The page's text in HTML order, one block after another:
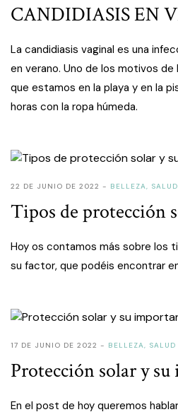
CANDIDIASIS EN
La candidiasis vaginal es una
en verano. Uno de los motivos de
que estamos en la playa y en la
horas con la ropa húmeda.
22 DE JUNIO DE 2022 BELLEZA, SALUD
Tipos de protección
Hoy os contamos más sobre los
su factor, que podéis encontrar
17 DE JUNIO DE 2022 BELLEZA, SALUD
Protección solar y
En el post de hoy queremos